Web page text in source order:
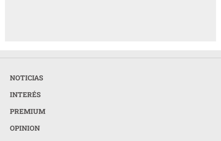
NOTICIAS
INTERÉS
PREMIUM
OPINION